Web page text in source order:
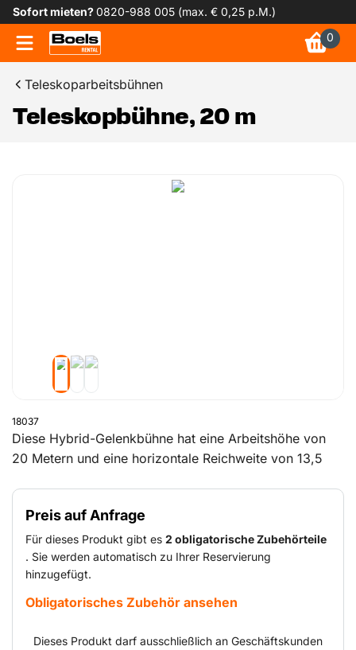
Sofort mieten?0820-988 005 (max. € 0,25 p.M.)
0
Teleskoparbeitsbühnen
Teleskopbühne, 20 m
18037
Diese Hybrid-Gelenkbühne hat eine Arbeitshöhe von
20 Metern und eine horizontale Reichweite von 13,5
beweglich. Durch die automatische Traktionskontrolle
und die pendelnd gelagerte Vorderachse ist die
Hebebühne auch auf unebenem Untergrund
ausgesprochen wendig.
Preis auf Anfrage
Für dieses Produkt gibt es 2 obligatorische Zubehörteile
. Sie werden automatisch zu Ihrer Reservierung
hinzugefügt.
Obligatorisches Zubehör ansehen
Dieses Produkt darf ausschließlich an Geschäftskunden